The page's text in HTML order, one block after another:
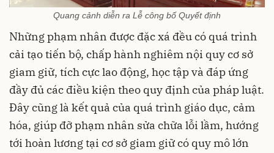
Quang cảnh diễn ra Lễ công bố Quyết định
Những phạm nhân được đặc xá đều có quá trình
cải tạo tiến bộ, chấp hành nghiêm nội quy cơ sở
giam giữ, tích cực lao động, học tập và đáp ứng
đầy đủ các điều kiện theo quy định của pháp luật.
Đây cũng là kết quả của quá trình giáo dục, cảm
hóa, giúp đỡ phạm nhân sửa chữa lỗi lầm, hướng
tới hoàn lương tại cơ sở giam giữ có quy mô lớn